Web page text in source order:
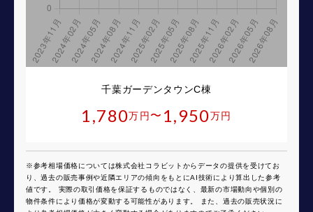
千葉ガーデンタウンC棟
1,780万円 〜 1,950万円
※参考相場価格については株式会社コラビットからデータの提供を受けてお
り、過去の販売事例や近隣エリアの傾向をもとにAI技術により算出した参考
値です。 実際の取引価格を保証するものではなく、最新の市場動向や個別の
物件条件により価格が変動する可能性があります。 また、過去の販売状況に